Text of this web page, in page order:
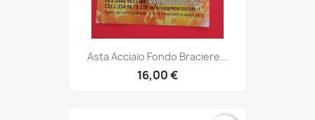
Asta Acciaio Fondo Braciere...
16,00 €